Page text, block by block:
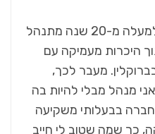
"קודם כל הניסיון. אני כבר למעלה מ-20 שנה מתנהל
היכרות מעמיקה עם
מעבר לכך,
מנהל מבלי להיות בה
בבעלותי משקיעה
עסקה, כך שמה שטוב לי חייב